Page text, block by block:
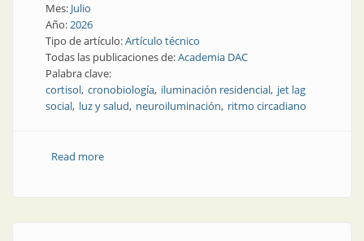
Mes: Julio
Año:2026
Tipo de artículo:Artículo técnico
Todas las publicaciones de:Academia DAC
Palabra clave:
cortisol cronobiología iluminación residencial jet lag
social luz y salud neuroiluminación ritmo circadiano
Read moreabout La historia del ritmo circadiano